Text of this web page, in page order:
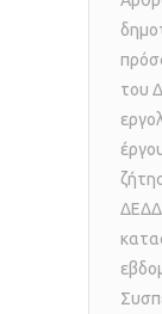
του